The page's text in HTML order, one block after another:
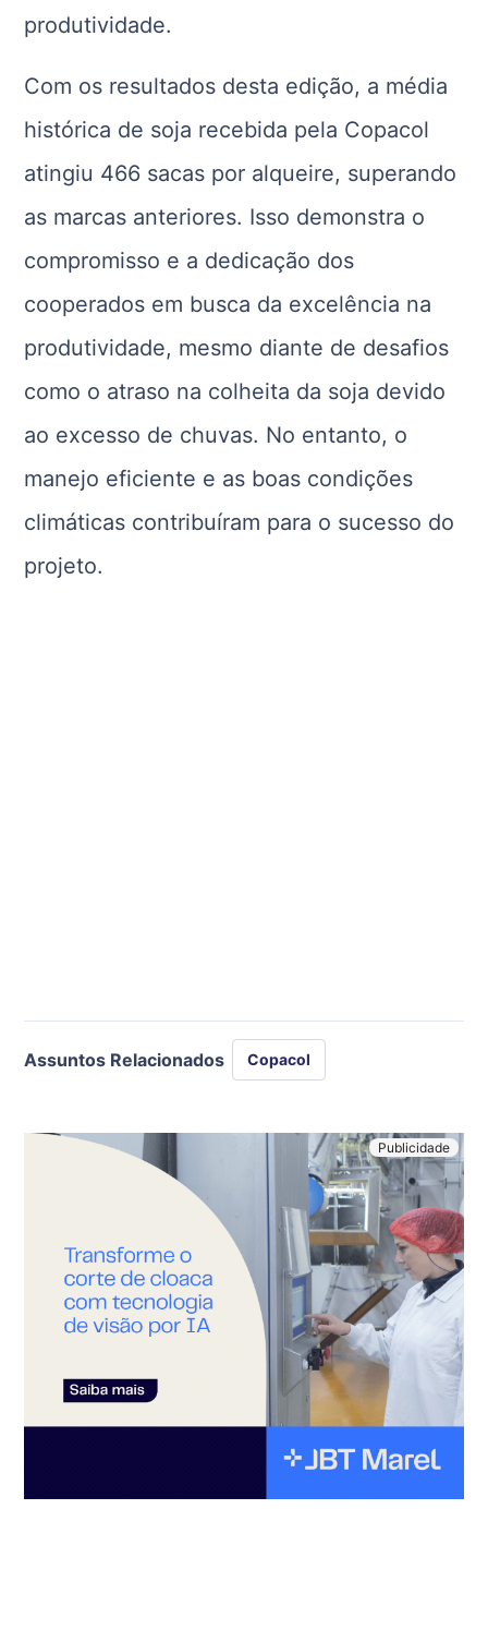
produtividade.
Com os resultados desta edição, a média
histórica de soja recebida pela Copacol
atingiu 466 sacas por alqueire, superando
as marcas anteriores. Isso demonstra o
compromisso e a dedicação dos
cooperados em busca da excelência na
produtividade, mesmo diante de desafios
como o atraso na colheita da soja devido
ao excesso de chuvas. No entanto, o
manejo eficiente e as boas condições
climáticas contribuíram para o sucesso do
projeto.
Assuntos Relacionados Copacol